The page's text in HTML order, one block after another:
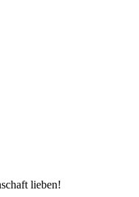
lieben!